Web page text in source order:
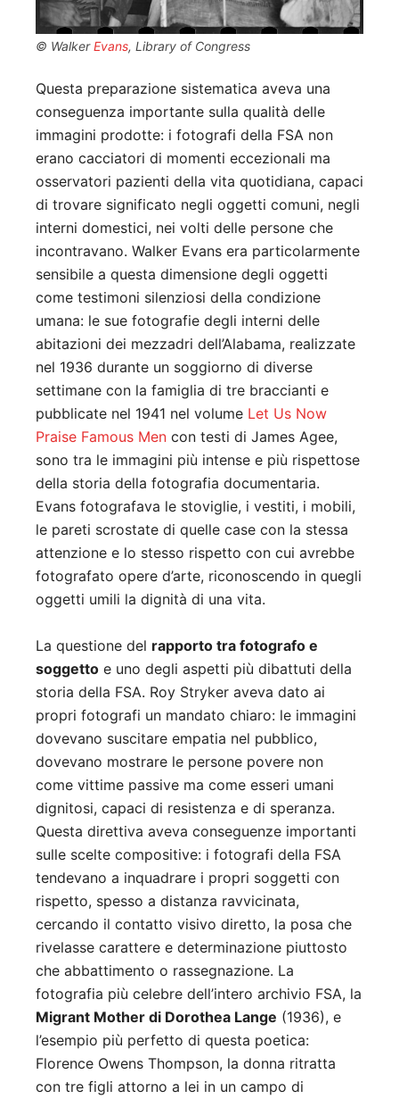
© WalkerEvans, Library of Congress
Questa preparazione sistematica aveva una
conseguenza importante sulla qualità delle
immagini prodotte: i fotografi della FSA non
erano cacciatori di momenti eccezionali ma
osservatori pazienti della vita quotidiana, capaci
di trovare significato negli oggetti comuni, negli
interni domestici, nei volti delle persone che
incontravano. Walker Evans era particolarmente
sensibile a questa dimensione degli oggetti
come testimoni silenziosi della condizione
umana: le sue fotografie degli interni delle
abitazioni dei mezzadri dell’Alabama, realizzate
nel 1936 durante un soggiorno di diverse
settimane con la famiglia di tre braccianti e
pubblicate nel 1941 nel volume Let Us Now
Praise Famous Men con testi di James Agee,
sono tra le immagini più intense e più rispettose
della storia della fotografia documentaria.
Evans fotografava le stoviglie, i vestiti, i mobili,
le pareti scrostate di quelle case con la stessa
attenzione e lo stesso rispetto con cui avrebbe
fotografato opere d’arte, riconoscendo in quegli
oggetti umili la dignità di una vita.
La questione del rapporto tra fotografo e
soggetto e uno degli aspetti più dibattuti della
storia della FSA. Roy Stryker aveva dato ai
propri fotografi un mandato chiaro: le immagini
dovevano suscitare empatia nel pubblico,
dovevano mostrare le persone povere non
come vittime passive ma come esseri umani
dignitosi, capaci di resistenza e di speranza.
Questa direttiva aveva conseguenze importanti
sulle scelte compositive: i fotografi della FSA
tendevano a inquadrare i propri soggetti con
rispetto, spesso a distanza ravvicinata,
cercando il contatto visivo diretto, la posa che
rivelasse carattere e determinazione piuttosto
che abbattimento o rassegnazione. La
fotografia più celebre dell’intero archivio FSA, la
Migrant Mother di Dorothea Lange (1936), e
l’esempio più perfetto di questa poetica:
Florence Owens Thompson, la donna ritratta
con tre figli attorno a lei in un campo di